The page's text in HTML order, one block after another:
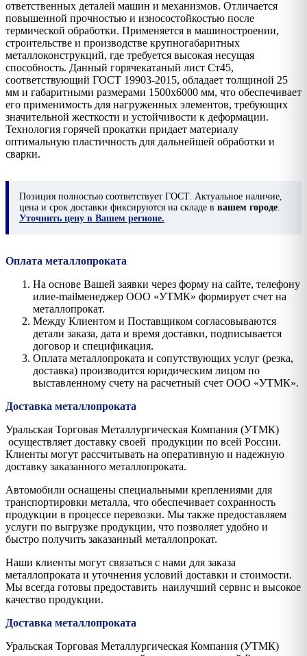
ответственных деталей машин и механизмов. Отличается
повышенной прочностью и износостойкостью после
термической обработки. Применяется в машиностроении,
строительстве и производстве крупногабаритных
металлоконструкций, где требуется высокая несущая
способность. Данный горячекатаный лист Ст45,
соответствующий ГОСТ 19903-2015, обладает толщиной 25
мм и габаритными размерами 1500х6000 мм, что обеспечивает
его применимость для нагруженных элементов, требующих
значительной жесткости и устойчивости к деформации.
Технология горячей прокатки придает материалу
оптимальную пластичность для дальнейшей обработки и
сварки.
Позиция полностью соответствует ГОСТ. Актуальное наличие,
цена и срок доставки фиксируются на складе в вашем городе
Уточнить цену в Вашем регионе.
Оплата металлопроката
На основе Вашей заявки через форму на сайте, телефону
илиe-mailменеджер ООО «УТМК» формирует счет на
металлопрокат.
Между Клиентом и Поставщиком согласовываются
детали заказа, дата и время доставки, подписывается
договор и спецификация.
Оплата металлопроката и сопутствующих услуг (резка,
доставка) производится юридическим лицом по
выставленному счету на расчетный счет ООО «УТМК».
Доставка металлопроката
Уральская Торговая Металлургическая Компания (УТМК)
осуществляет доставку своей продукции по всей России.
Клиенты могут рассчитывать на оперативную и надежную
доставку заказанного металлопроката.
Автомобили оснащены специальными креплениями для
транспортировки металла, что обеспечивает сохранность
продукции в процессе перевозки. Мы также предоставляем
услуги по выгрузке продукции, что позволяет удобно и
быстро получить заказанный металлопрокат.
Наши клиенты могут связаться с нами для заказа
металлопроката и уточнения условий доставки и стоимости.
Мы всегда готовы предоставить наилучший сервис и высокое
качество продукции.
Доставка металлопроката
Уральская Торговая Металлургическая Компания (УТМК)